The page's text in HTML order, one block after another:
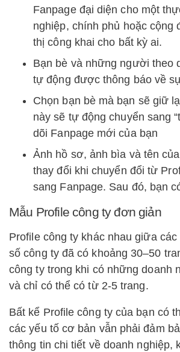
Fanpage đại diện cho một
nghiệp, chính phủ hoặc cộng
thị công khai cho bất kỳ ai.
Bạn bè và những người theo
tự động được thông báo về
Chọn bạn bè mà bạn sẽ giữ
này sẽ tự động chuyển sang
dõi Fanpage mới của bạn
Ảnh hồ sơ, ảnh bìa và tên
thay đổi khi chuyển đổi từ
sang Fanpage. Sau đó, bạn
Mẫu Profile công ty đơn giản
Profile công ty khác nhau giữa
số công ty đã có khoảng 30–50
công ty trong khi có những doanh
và chỉ có thể có từ 2-5 trang.
Bất kể Profile công ty của bạn có
các yếu tố cơ bản vẫn phải đảm
thông tin chi tiết về doanh nghiệp,